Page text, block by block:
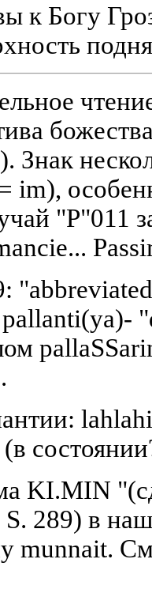
к Богу
"Р"011
KI.MIN
289) в
munnait.